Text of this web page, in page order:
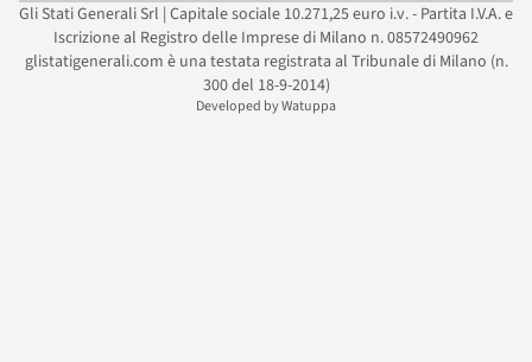
Gli Stati Generali Srl | Capitale sociale 10.271,25 euro i.v. - Partita I.V.A. e
Iscrizione al Registro delle Imprese di Milano n. 08572490962
glistatigenerali.com è una testata registrata al Tribunale di Milano (n.
300 del 18-9-2014)
Developed by Watuppa